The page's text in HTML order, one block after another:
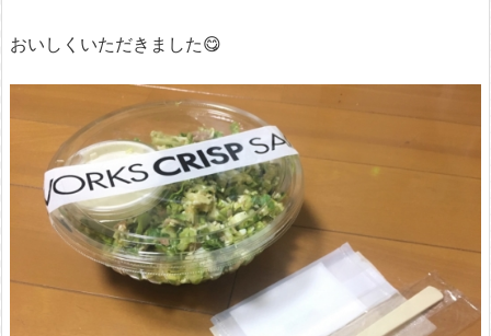
おいしくいただきました😋